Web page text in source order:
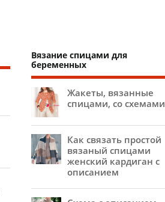
Вязание спицами для
беременных
Жакеты, вязанные
спицами, со схемами
Как связать простой
вязаный спицами
женский кардиган с
описанием